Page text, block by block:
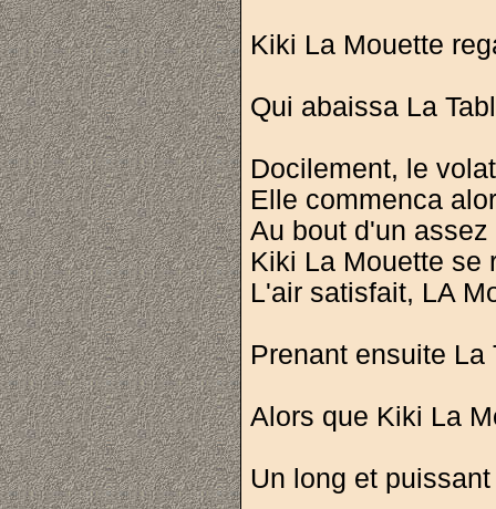
Kiki La Mouette
Qui abaissa La
Docilement, le
Elle commenca
Au bout d'un
Kiki La Mouette se
L'air satisfait, LA
Prenant ensuite
Alors que Kiki La
Un long et